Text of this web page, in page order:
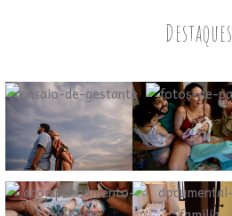
Destaques